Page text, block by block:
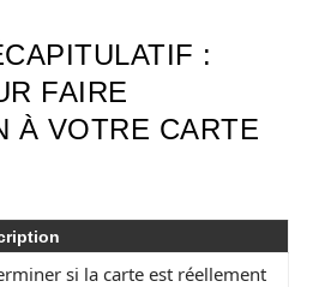
:
FAIRE
À VOTRE CARTE
si la carte est réellement